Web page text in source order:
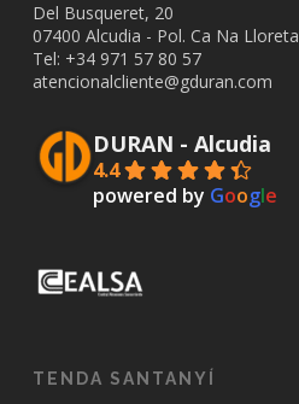
Del Busqueret, 20
07400 Alcudia - Pol. Ca Na Lloreta
Tel: +34 971 57 80 57
atencionalcliente@gduran.com
DURAN - Alcudia
4.4
powered by Google
TENDA SANTANYÍ